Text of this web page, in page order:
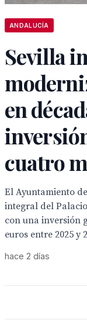
ANDALUCÍA
Sevilla
en
cuatro
El Ayuntamiento
integral del
con una inversión
euros entre 2025 y
hace 2 días